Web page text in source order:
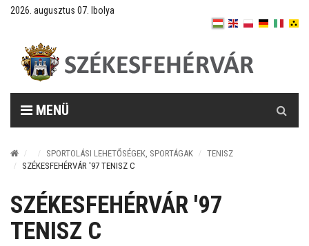
2026. augusztus 07. Ibolya
MENÜ
SPORTOLÁSI LEHETŐSÉGEK, SPORTÁGAK
TENISZ
SZÉKESFEHÉRVÁR '97 TENISZ C
SZÉKESFEHÉRVÁR '97
TENISZ C